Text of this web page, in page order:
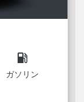
local_gas_station
ガソリン